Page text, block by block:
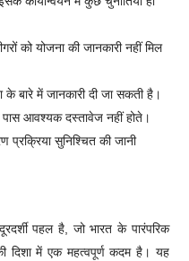
को योजना की जानकारी नहीं मिल
बारे में जानकारी दी जा सकती है।
पास आवश्यक दस्तावेज नहीं होते।
प्रक्रिया सुनिश्चित की जानी
पहल है, जो भारत के पारंपरिक
दिशा में एक महत्वपूर्ण कदम है। यह